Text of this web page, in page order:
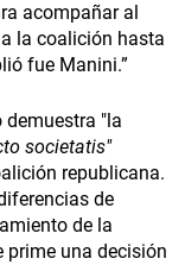
acompañar al
la coalición hasta
fue Manini.”
demuestra "la
societatis"
republicana.
de
de la
una decisión